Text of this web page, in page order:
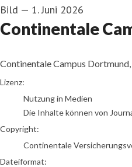
Bild — 1. Juni 2026
Continentale
Continentale Campus
go to media item
Lizenz:
Nutzung in Medien
Die Inhalte können von
Copyright:
Continentale
Dateiformat: